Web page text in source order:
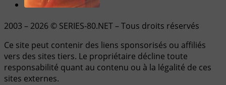
2003 – 2026 © SERIES-80.NET – Tous droits réservés
Ce site peut contenir des liens sponsorisés ou affiliés
vers des sites tiers. Le propriétaire décline toute
responsabilité quant au contenu ou à la légalité de ces
sites externes.